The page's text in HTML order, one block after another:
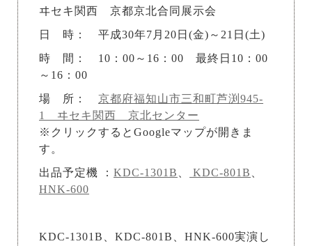
ヰセキ関西 京都京北合同展示会
日 時： 平成30年7月20日(金)～21日(土)
時 間： 10：00～16：00 最終日10：00
～16：00
場 所： 京都府福知山市三和町芦渕945-
1 ヰセキ関西 京北センター
※クリックするとGoogleマップが開きま
す。
出品予定機 ： KDC-1301B KDC-801B
HNK-600
KDC-1301B、KDC-801B、HNK-600実演し